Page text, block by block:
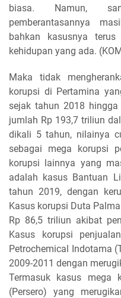
biasa. Namun,
pemberantasannya
bahkan kasusnya
kehidupan yang ada.
Maka tidak
korupsi di Pertamina
sejak tahun 2018
jumlah Rp 193,7 triliun
dikali 5 tahun, nilainya
sebagai mega korupsi
korupsi lainnya yang
adalah kasus Bantuan
tahun 2019, dengan
Kasus korupsi Duta
Rp 86,5 triliun akibat
Kasus korupsi
Petrochemical Indotama
2009-2011 dengan
Termasuk kasus mega
(Persero) yang